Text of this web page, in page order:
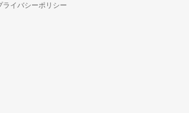
ライバシーポリシー